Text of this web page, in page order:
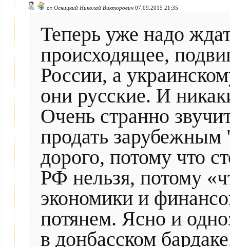
от Осницкий Николай Викторович 07.09.2015 21:35
Теперь уже надо
происходящее,
России, а
они русские. И
Очень странно
продать
дорого, потому что
РФ нельзя, потому
экономики и
потянем. Ясно и
в донбасском